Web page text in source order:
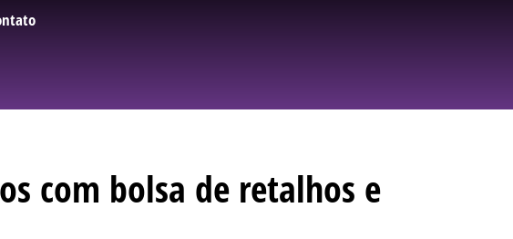
com bolsa de retalhos e